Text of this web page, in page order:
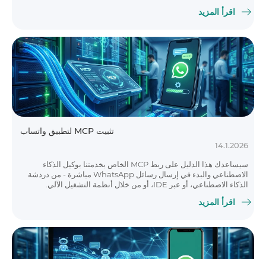
اقرأ المزيد
تثبيت MCP لتطبيق واتساب
14.1.2026
سيساعدك هذا الدليل على ربط MCP الخاص بخدمتنا بوكيل الذكاء
الاصطناعي والبدء في إرسال رسائل WhatsApp مباشرة - من دردشة
الذكاء الاصطناعي، أو عبر IDE، أو من خلال أنظمة التشغيل الآلي.
اقرأ المزيد